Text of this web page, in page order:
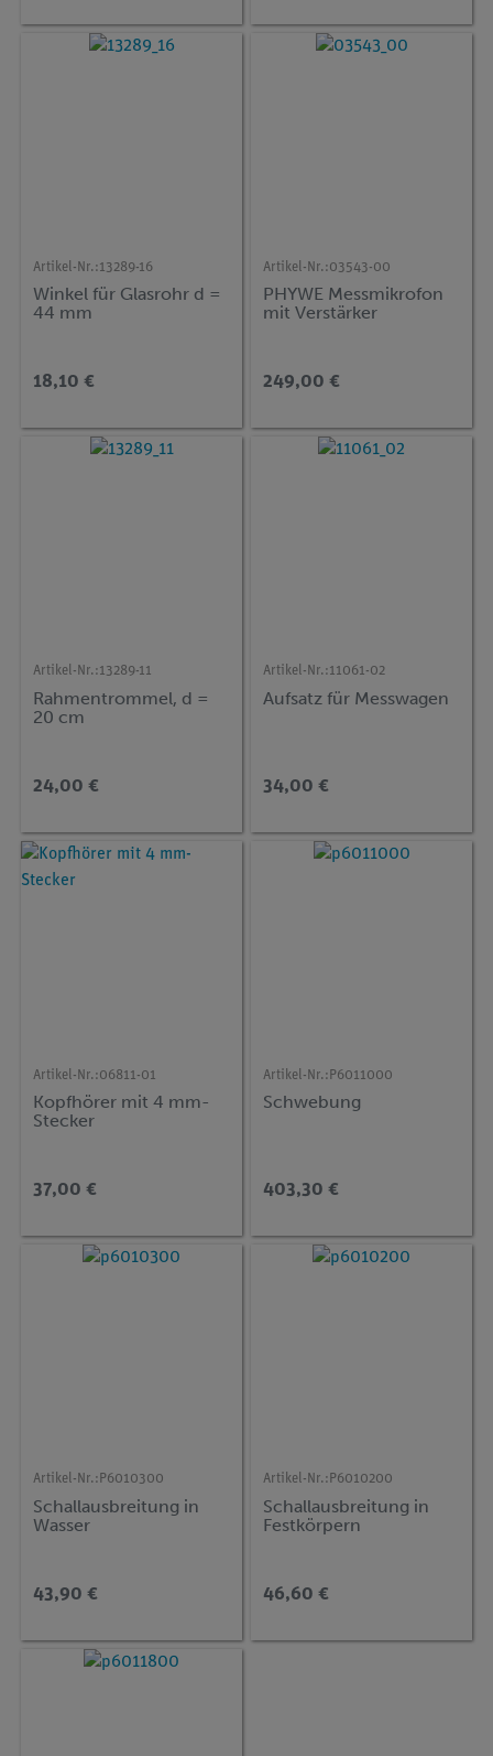
Artikel-Nr.:13289-16
Winkel für Glasrohr d =
44 mm
18,10 €
Artikel-Nr.:03543-00
PHYWE Messmikrofon
mit Verstärker
249,00 €
Artikel-Nr.:13289-11
Rahmentrommel, d =
20 cm
24,00 €
Artikel-Nr.:11061-02
Aufsatz für Messwagen
34,00 €
Artikel-Nr.:06811-01
Kopfhörer mit 4 mm-
Stecker
37,00 €
Artikel-Nr.: P6011000
Schwebung
403,30 €
Artikel-Nr.: P6010300
Schallausbreitung in
Wasser
43,90 €
Artikel-Nr.: P6010200
Schallausbreitung in
Festkörpern
46,60 €